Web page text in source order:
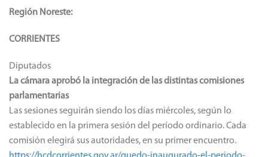
Región Noreste:
CORRIENTES
Diputados
La cámara aprobó la integración de las distintas comisiones
parlamentarias
Las sesiones seguirán siendo los días miércoles, según lo
establecido en la primera sesión del período ordinario. Cada
comisión elegirá sus autoridades, en su primer encuentro.